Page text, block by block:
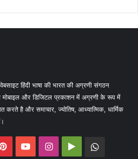
हिंदी भाषा की भारत की अग्रणी संगठन
और डिजिटल प्रकाशन में अग्रणी के रूप में
करते है और समाचार, ज्योतिष, आध्यात्मिक, धार्मिक
PinterestYouTubeInstagram
Google